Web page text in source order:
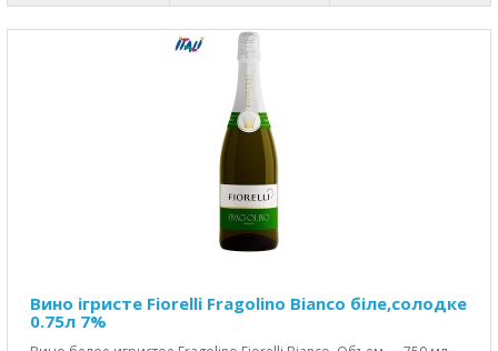
Вино ігристе Fiorelli Fragolino Bianco біле,солодке
0.75л 7%